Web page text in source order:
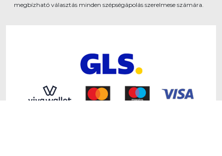
megbízható választás minden szépségápolás szerelmese számára.